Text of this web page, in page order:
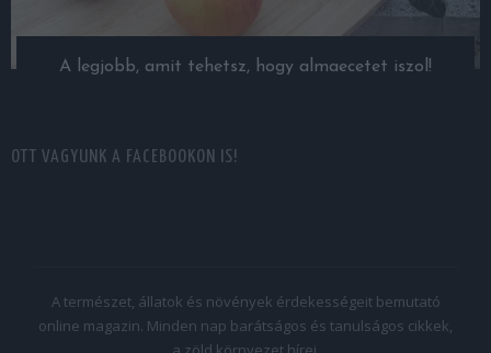
A legjobb, amit tehetsz, hogy almaecetet iszol!
OTT VAGYUNK A FACEBOOKON IS!
A természet, állatok és növények érdekességeit bemutató
online magazin. Minden nap barátságos és tanulságos cikkek,